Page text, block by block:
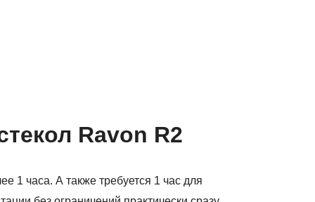
Ravon R2
1 часа. А также требуется 1 час для